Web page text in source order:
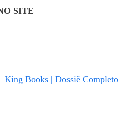
SITE
King Books | Dossiê Completo